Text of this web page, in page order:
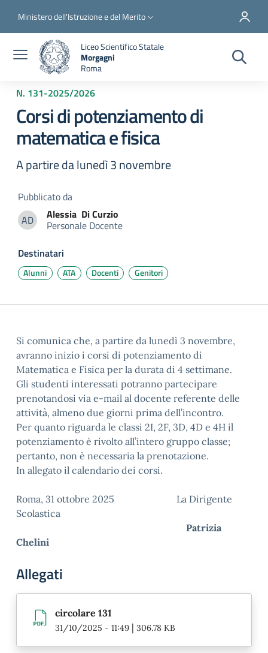
Slim top
Ministero dell'Istruzione e del Merito
Liceo Scientifico Statale
Morgagni
Roma
N. 131-2025/2026
Corsi di potenziamento di
matematica e fisica
A partire da lunedì 3 novembre
Pubblicato da
ADAlessia Di Curzio
Alessia Di Curzio
Personale Docente
Destinatari
Alunni ATA Docenti Genitori
Si comunica che, a partire da lunedì 3 novembre,
avranno inizio i corsi di potenziamento di
Matematica e Fisica per la durata di 4 settimane.
Gli studenti interessati potranno partecipare
prenotandosi via e-mail al docente referente delle
attività, almeno due giorni prima dell’incontro.
Per quanto riguarda le classi 2I, 2F, 3D, 4D e 4H il
potenziamento è rivolto all’intero gruppo classe;
pertanto, non è necessaria la prenotazione.
In allegato il calendario dei corsi.
Roma, 31 ottobre 2025 La Dirigente
Scolastica
Patrizia
Chelini
Allegati
circolare 131
31/10/2025 - 11:49 | 306.78 KB